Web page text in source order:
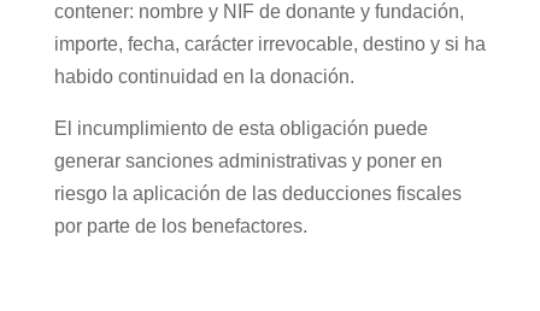
contener: nombre y NIF de donante y fundación,
importe, fecha, carácter irrevocable, destino y si ha
habido continuidad en la donación.
El incumplimiento de esta obligación puede
generar sanciones administrativas y poner en
riesgo la aplicación de las deducciones fiscales
por parte de los benefactores.